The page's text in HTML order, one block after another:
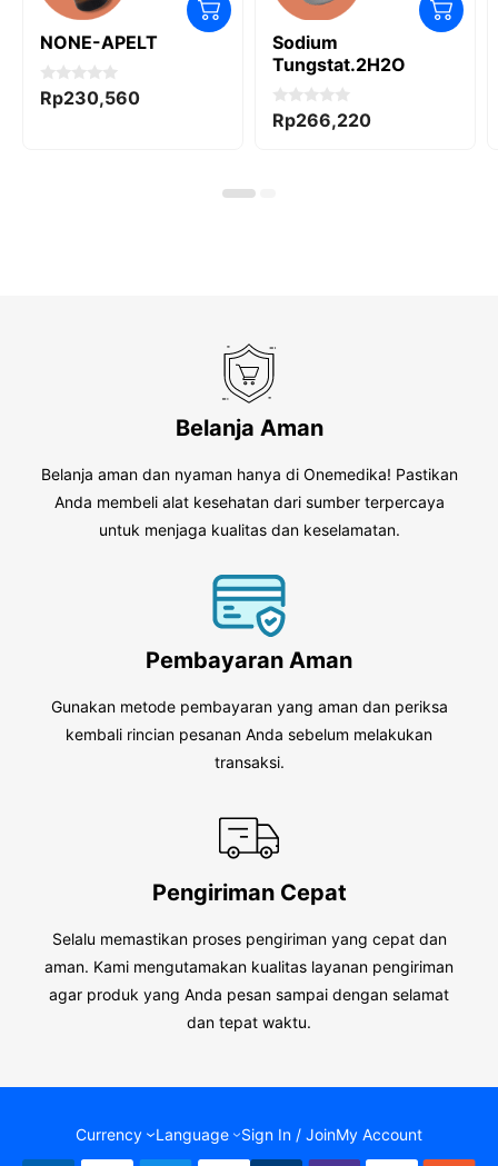
NONE-APELT
0
o
Rp230,560
Sodium
Tungstat.2H2O
0
o
Rp266,220
Belanja Aman
Belanja aman dan nyaman hanya di Onemedika! Pastikan
Anda membeli alat kesehatan dari sumber terpercaya
untuk menjaga kualitas dan keselamatan.
Pembayaran Aman
Gunakan metode pembayaran yang aman dan periksa
kembali rincian pesanan Anda sebelum melakukan
transaksi.
Pengiriman Cepat
Selalu memastikan proses pengiriman yang cepat dan
aman. Kami mengutamakan kualitas layanan pengiriman
agar produk yang Anda pesan sampai dengan selamat
dan tepat waktu.
Currency Language Sign In / JoinMy Account